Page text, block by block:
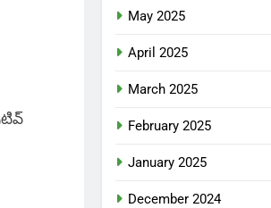
May 2025
April 2025
March 2025
February 2025
January 2025
December 2024